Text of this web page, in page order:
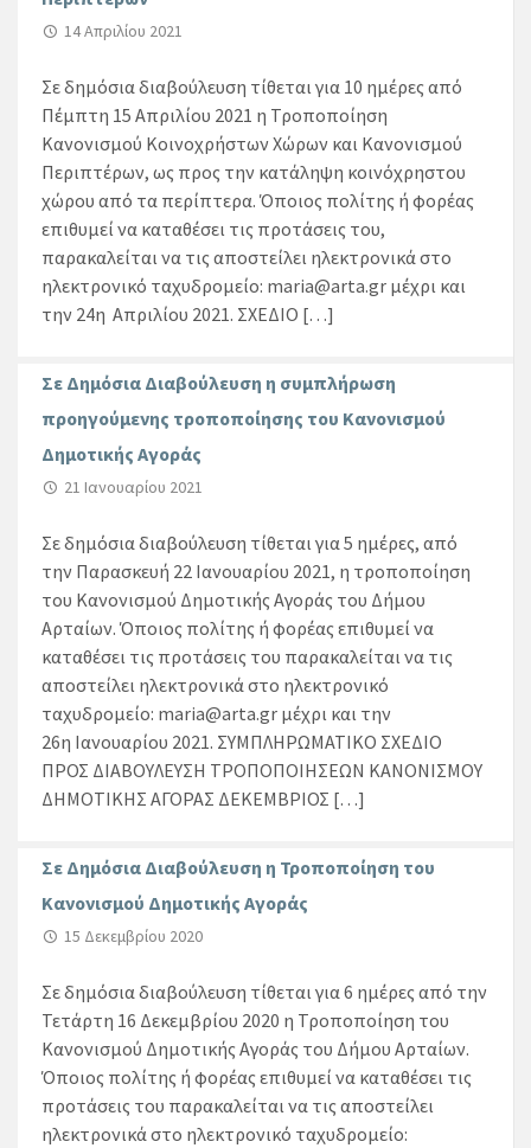
14 Απριλίου 2021
Σε δημόσια διαβούλευση τίθεται για 10 ημέρες από
Πέμπτη 15 Απριλίου 2021 η Τροποποίηση
Κανονισμού Κοινοχρήστων Χώρων και Κανονισμού
Περιπτέρων, ως προς την κατάληψη κοινόχρηστου
χώρου από τα περίπτερα. Όποιος πολίτης ή φορέας
επιθυμεί να καταθέσει τις προτάσεις του,
παρακαλείται να τις αποστείλει ηλεκτρονικά στο
ηλεκτρονικό ταχυδρομείο: maria@arta.gr μέχρι και
την 24η Απριλίου 2021. ΣΧΕΔΙΟ […]
Σε Δημόσια Διαβούλευση η συμπλήρωση
προηγούμενης τροποποίησης του Κανονισμού
Δημοτικής Αγοράς
21 Ιανουαρίου 2021
Σε δημόσια διαβούλευση τίθεται για 5 ημέρες, από
την Παρασκευή 22 Ιανουαρίου 2021, η τροποποίηση
του Κανονισμού Δημοτικής Αγοράς του Δήμου
Αρταίων. Όποιος πολίτης ή φορέας επιθυμεί να
καταθέσει τις προτάσεις του παρακαλείται να τις
αποστείλει ηλεκτρονικά στο ηλεκτρονικό
ταχυδρομείο: maria@arta.gr μέχρι και την
26η Ιανουαρίου 2021. ΣΥΜΠΛΗΡΩΜΑΤΙΚΟ ΣΧΕΔΙΟ
ΠΡΟΣ ΔΙΑΒΟΥΛΕΥΣΗ ΤΡΟΠΟΠΟΙΗΣΕΩΝ ΚΑΝΟΝΙΣΜΟΥ
ΔΗΜΟΤΙΚΗΣ ΑΓΟΡΑΣ ΔΕΚΕΜΒΡΙΟΣ […]
Σε Δημόσια Διαβούλευση η Τροποποίηση του
Κανονισμού Δημοτικής Αγοράς
15 Δεκεμβρίου 2020
Σε δημόσια διαβούλευση τίθεται για 6 ημέρες από την
Τετάρτη 16 Δεκεμβρίου 2020 η Τροποποίηση του
Κανονισμού Δημοτικής Αγοράς του Δήμου Αρταίων.
Όποιος πολίτης ή φορέας επιθυμεί να καταθέσει τις
προτάσεις του παρακαλείται να τις αποστείλει
ηλεκτρονικά στο ηλεκτρονικό ταχυδρομείο: